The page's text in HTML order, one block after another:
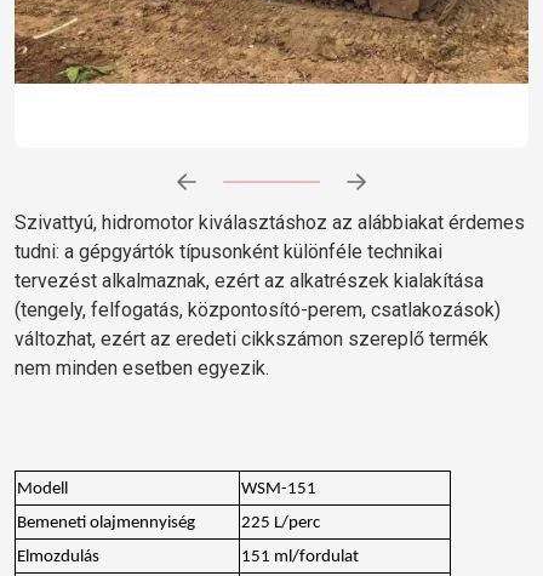
Szivattyú, hidromotor kiválasztáshoz az alábbiakat érdemes
tudni: a gépgyártók típusonként különféle technikai
tervezést alkalmaznak, ezért az alkatrészek kialakítása
(tengely, felfogatás, központosító-perem, csatlakozások)
változhat, ezért az eredeti cikkszámon szereplő termék
nem minden esetben egyezik.
Modell
WSM-151
Bemeneti olajmennyiség
225 L/perc
Elmozdulás
151 ml/fordulat